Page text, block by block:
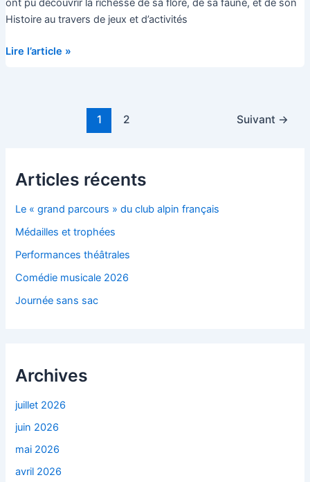
ont pu découvrir la richesse de sa flore, de sa faune, et de son
Histoire au travers de jeux et d’activités
Sortie
du
de
Chère
Lire l’article »
1 2 Suivant →
Articles récents
Le « grand parcours » du club alpin français
Médailles et trophées
Performances théâtrales
Comédie musicale 2026
Journée sans sac
Archives
juillet 2026
juin 2026
mai 2026
avril 2026